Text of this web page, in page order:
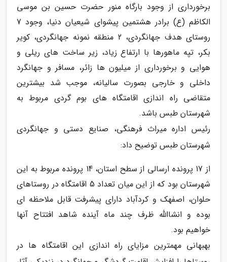
برخورداری از وجود بارگاه منور حضرت حسین بن موسی
الکاظم (ع) برادر هشتمین پیشوای شیعیان دنیا، وجود 7
روستای هدف جهانگردی، 2 منطقه نمونه جهانگردی، کویر
بکر، تپه ماهورها با ارتفاع زیاد، زیر ساخت های ریلی و
هوایی و برخورداری از میلیون ها زائر، مسافر و جهانگرد
داخلی و خارجی بصورت سالیانه، موجب شد بیشترین
متقاضی راه اندازی اقامتگاه های بوم گردی مربوط به
شهرستان طبس باشد.
رئیس اداره میراث فرهنگی، صنایع دستی و جهانگردی
شهرستان طبس توضیح داد:
از 17 پرونده ارسالی از سطح استان، 14 پرونده مربوط به این
شهرستان بود که از این میان تعداد 5 اقامتگاه در روستاهای
حلوان، اصفهک و کردآباد دارای پیشرفت قابل ملاحظه ای
بوده و انشاالله ظرف چند ماه آینده شاهد افتتاح آنها
خواهیم بود.
بهبهانی مهمترین مزایای راه اندازی این اقامتگاه ها در